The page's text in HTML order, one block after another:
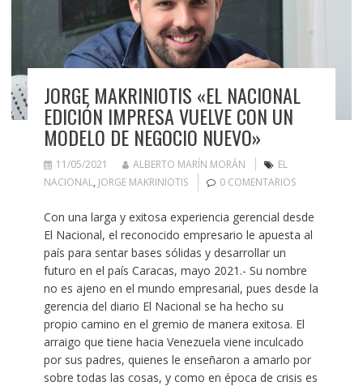
JORGE MAKRINIOTIS «EL NACIONAL
EDICIÓN IMPRESA VUELVE CON UN
MODELO DE NEGOCIO NUEVO»
11/05/2021 ALBERTO MARÍN MORÁN
EL
NACIONAL, JORGE MAKRINIOTIS 0 COMENTARIOS
Con una larga y exitosa experiencia gerencial desde
El Nacional, el reconocido empresario le apuesta al
país para sentar bases sólidas y desarrollar un
futuro en el país Caracas, mayo 2021.- Su nombre
no es ajeno en el mundo empresarial, pues desde la
gerencia del diario El Nacional se ha hecho su
propio camino en el gremio de manera exitosa. El
arraigo que tiene hacia Venezuela viene inculcado
por sus padres, quienes le enseñaron a amarlo por
sobre todas las cosas, y como en época de crisis es